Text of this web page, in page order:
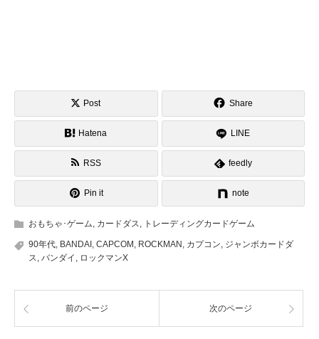
Post Share
Hatena LINE
RSS feedly
Pin it note
おもちゃ･ゲーム, カードダス, トレーディングカードゲーム
90年代, BANDAI , CAPCOM , ROCKMAN , カプコン, ジャンボカードダ
ス, バンダイ , ロックマンX
前のページ 次のページ